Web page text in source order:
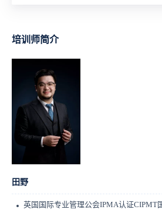
培训师简介
田野
英国国际专业管理公会IPMA认证CIPMT